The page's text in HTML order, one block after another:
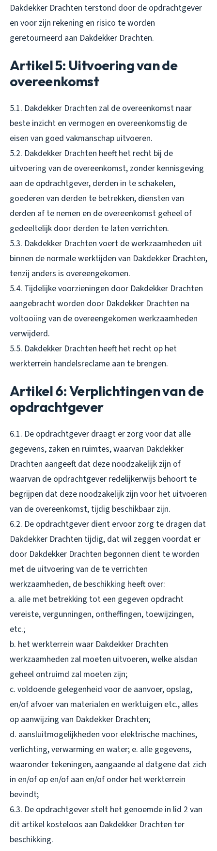
Dakdekker Drachten terstond door de opdrachtgever
en voor zijn rekening en risico te worden
geretourneerd aan Dakdekker Drachten.
Artikel 5: Uitvoering van de
overeenkomst
5.1. Dakdekker Drachten zal de overeenkomst naar
beste inzicht en vermogen en overeenkomstig de
eisen van goed vakmanschap uitvoeren.
5.2. Dakdekker Drachten heeft het recht bij de
uitvoering van de overeenkomst, zonder kennisgeving
aan de opdrachtgever, derden in te schakelen,
goederen van derden te betrekken, diensten van
derden af te nemen en de overeenkomst geheel of
gedeeltelijk door derden te laten verrichten.
5.3. Dakdekker Drachten voert de werkzaamheden uit
binnen de normale werktijden van Dakdekker Drachten,
tenzij anders is overeengekomen.
5.4. Tijdelijke voorzieningen door Dakdekker Drachten
aangebracht worden door Dakdekker Drachten na
voltooiing van de overeengekomen werkzaamheden
verwijderd.
5.5. Dakdekker Drachten heeft het recht op het
werkterrein handelsreclame aan te brengen.
Artikel 6: Verplichtingen van de
opdrachtgever
6.1. De opdrachtgever draagt er zorg voor dat alle
gegevens, zaken en ruimtes, waarvan Dakdekker
Drachten aangeeft dat deze noodzakelijk zijn of
waarvan de opdrachtgever redelijkerwijs behoort te
begrijpen dat deze noodzakelijk zijn voor het uitvoeren
van de overeenkomst, tijdig beschikbaar zijn.
6.2. De opdrachtgever dient ervoor zorg te dragen dat
Dakdekker Drachten tijdig, dat wil zeggen voordat er
door Dakdekker Drachten begonnen dient te worden
met de uitvoering van de te verrichten
werkzaamheden, de beschikking heeft over:
a. alle met betrekking tot een gegeven opdracht
vereiste, vergunningen, ontheffingen, toewijzingen,
etc.;
b. het werkterrein waar Dakdekker Drachten
werkzaamheden zal moeten uitvoeren, welke alsdan
geheel ontruimd zal moeten zijn;
c. voldoende gelegenheid voor de aanvoer, opslag,
en/of afvoer van materialen en werktuigen etc., alles
op aanwijzing van Dakdekker Drachten;
d. aansluitmogelijkheden voor elektrische machines,
verlichting, verwarming en water; e. alle gegevens,
waaronder tekeningen, aangaande al datgene dat zich
in en/of op en/of aan en/of onder het werkterrein
bevindt;
6.3. De opdrachtgever stelt het genoemde in lid 2 van
dit artikel kosteloos aan Dakdekker Drachten ter
beschikking.